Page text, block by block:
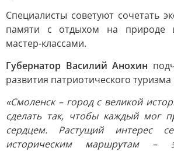
Специалисты советуют сочетать
памяти с отдыхом на природе
мастер-классами.
Губернатор Василий Анохин
развития патриотического туризма
«Смоленск – город с великой
сделать так, чтобы каждый мог
сердцем. Растущий интерес
историческим маршрутам –